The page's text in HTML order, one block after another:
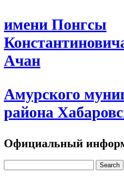
имени Понгсы
Ачан
Амурского
района
Официальный